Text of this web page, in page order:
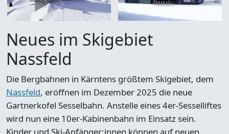
Neues im Skigebiet
Nassfeld
Die Bergbahnen in Kärntens größtem Skigebiet, dem
Nassfeld, eröffnen im Dezember 2025 die neue
Gartnerkofel Sesselbahn. Anstelle eines 4er-Sesselliftes
wird nun eine 10er-Kabinenbahn im Einsatz sein.